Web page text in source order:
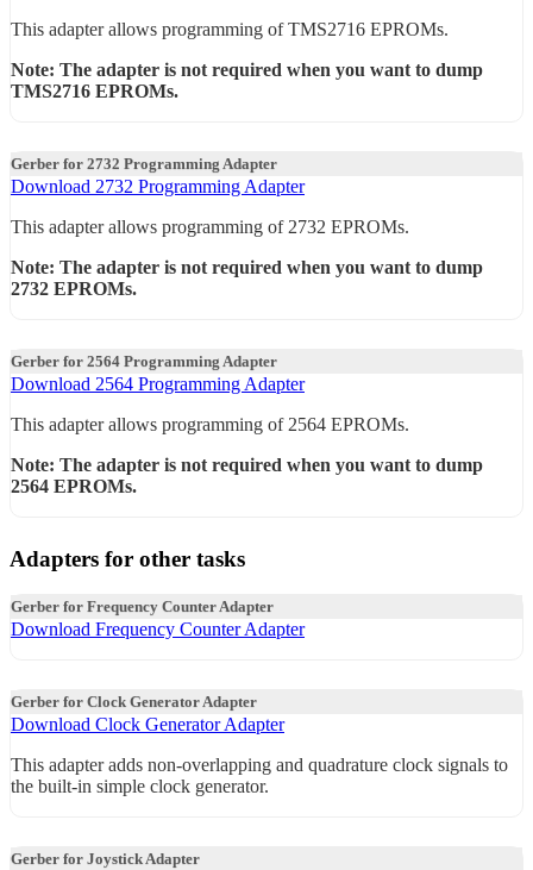
This adapter allows programming of TMS2716 EPROMs.
Note: The adapter is not required when you want to dump
TMS2716 EPROMs.
Gerber for 2732 Programming Adapter
Download 2732 Programming Adapter
This adapter allows programming of 2732 EPROMs.
Note: The adapter is not required when you want to dump
2732 EPROMs.
Gerber for 2564 Programming Adapter
Download 2564 Programming Adapter
This adapter allows programming of 2564 EPROMs.
Note: The adapter is not required when you want to dump
2564 EPROMs.
Adapters for other tasks
Gerber for Frequency Counter Adapter
Download Frequency Counter Adapter
Gerber for Clock Generator Adapter
Download Clock Generator Adapter
This adapter adds non-overlapping and quadrature clock signals to
the built-in simple clock generator.
Gerber for Joystick Adapter